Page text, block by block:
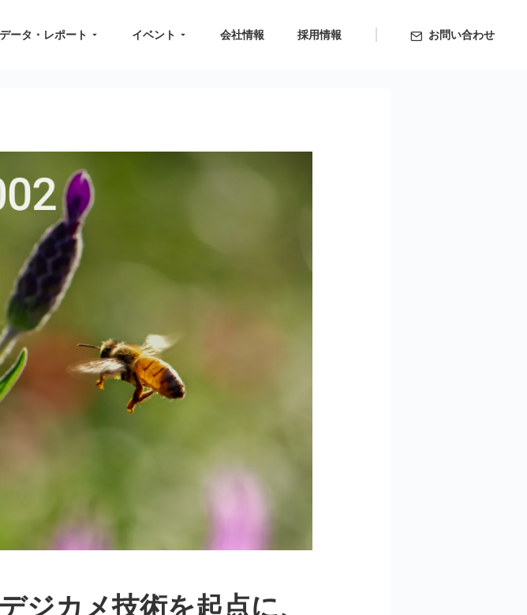
データ・レポート イベント 会社情報 採用情報 お問い合わせ
ジカメ技術を起点に、